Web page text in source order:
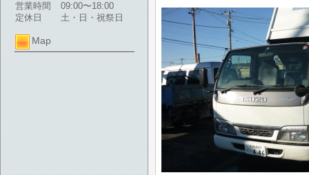
営業時間
09:00〜18:00
定休日
土・日・祝祭日
Map